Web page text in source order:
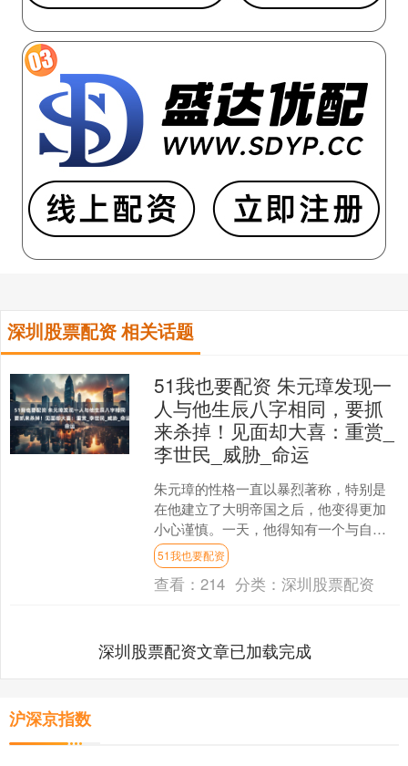
深圳股票配资 相关话题
51我也要配资 朱元璋发现一
人与他生辰八字相同，要抓
来杀掉！见面却大喜：重赏_
李世民_威胁_命运
朱元璋的性格一直以暴烈著称，特别是
在他建立了大明帝国之后，他变得更加
小心谨慎。一天，他得知有一个与自己
生辰八字完全一致的人，这在当时的封
建社会中被视为一种巨大的....
51我也要配资
查看：214 分类：深圳股票配资
深圳股票配资文章已加载完成
沪深京指数